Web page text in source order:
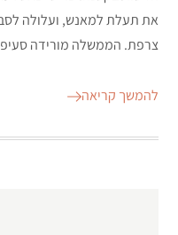
את תעלת למאנש, ועלולה
צרפת. הממשלה מורידה
להמשך קריאה